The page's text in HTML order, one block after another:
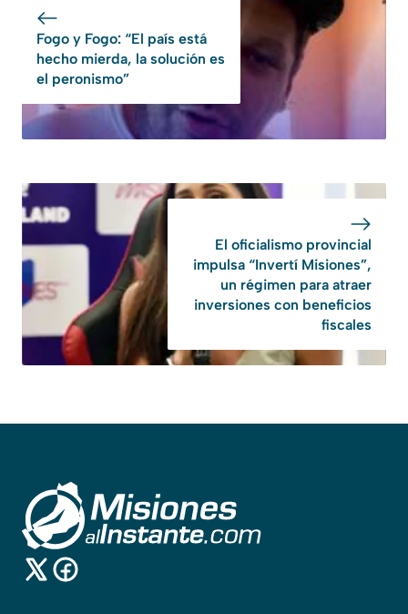
Fogo y Fogo: “El país está
hecho mierda, la solución es
el peronismo”
El oficialismo provincial
impulsa “Invertí Misiones”,
un régimen para atraer
inversiones con beneficios
fiscales